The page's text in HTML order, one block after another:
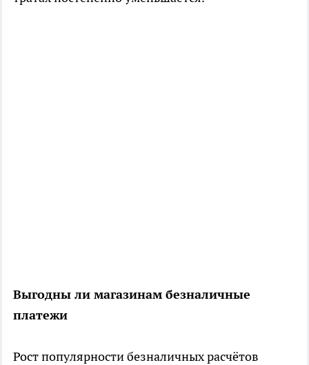
Выгодны ли магазинам безналичные
платежи
Рост популярности безналичных расчётов